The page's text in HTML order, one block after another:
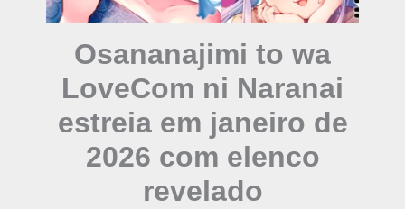
Osananajimi to wa
LoveCom ni Naranai
estreia em janeiro de
2026 com elenco
revelado